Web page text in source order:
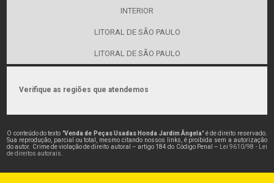
INTERIOR
LITORAL DE SÃO PAULO
LITORAL DE SÃO PAULO
Verifique as regiões que atendemos
O conteúdo do texto "Venda de Peças Usadas Honda Jardim Ângela" é de direito reservado.
Sua reprodução, parcial ou total, mesmo citando nossos links, é proibida sem a autorização
do autor. Crime de violação de direito autoral – artigo 184 do Código Penal –
Lei 9610/98 - Lei
de direitos autorais